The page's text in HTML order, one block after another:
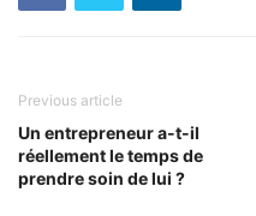
Previous article
Un entrepreneur a-t-il
réellement le temps de
prendre soin de lui ?